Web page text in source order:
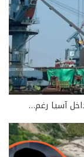
آسيا رغم…